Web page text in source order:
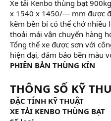
Xe tải Kenbo thùng bạt
x 1540 x 1450/--- mm được
kẽm bền bỉ có thể chở nhiều
thoải mái vận chuyển hàng
Tổng thể xe được sơn với
hiện đại, đảm bảo bền màu
PHIÊN BẢN THÙNG KÍN
THÔNG SỐ KỸ
ĐẶC TÍNH KỸ THUẬT
XE TẢI KENBO THÙNG BẠT